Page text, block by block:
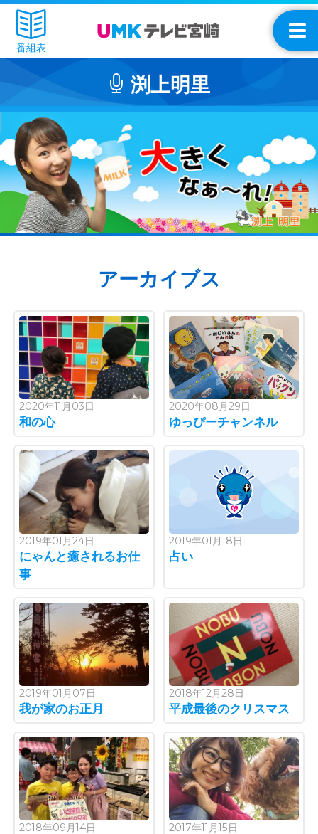
番組表
渕上明里
アーカイブス
2020年11月03日
和の心
2020年08月29日
ゆっぴーチャンネル
2019年01月24日
にゃんと癒されるお仕
事
2019年01月18日
占い
2019年01月07日
我が家のお正月
2018年12月28日
平成最後のクリスマス
2018年09月14日 2017年11月15日